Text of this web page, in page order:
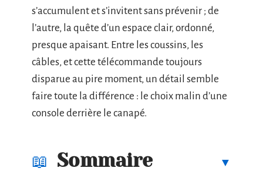
s’accumulent et s’invitent sans prévenir ; de
l’autre, la quête d’un espace clair, ordonné,
presque apaisant. Entre les coussins, les
câbles, et cette télécommande toujours
disparue au pire moment, un détail semble
faire toute la différence : le choix malin d’une
console derrière le canapé.
Sommaire